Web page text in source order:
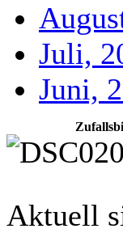
Juli,
Juni,
Aktuell